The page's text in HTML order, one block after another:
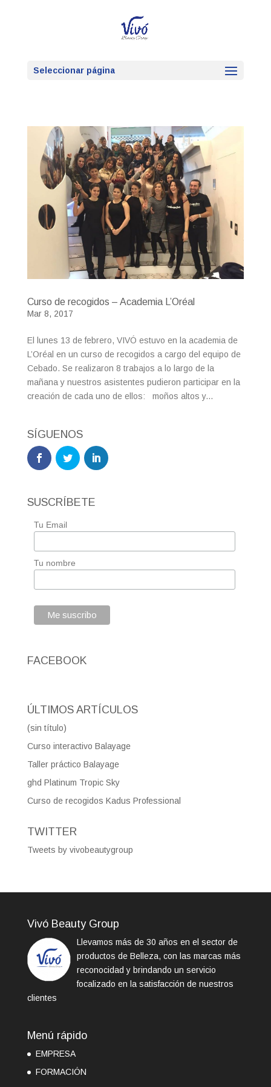
Seleccionar página
Curso de recogidos – Academia L’Oréal
Mar 8, 2017
El lunes 13 de febrero, VIVÓ estuvo en la academia de
L’Oréal en un curso de recogidos a cargo del equipo de
Cebado. Se realizaron 8 trabajos a lo largo de la
mañana y nuestros asistentes pudieron participar en la
creación de cada uno de ellos: moños altos y...
SÍGUENOS
SUSCRÍBETE
Tu Email
Tu nombre
FACEBOOK
ÚLTIMOS ARTÍCULOS
(sin título)
Curso interactivo Balayage
Taller práctico Balayage
ghd Platinum Tropic Sky
Curso de recogidos Kadus Professional
TWITTER
Tweets by vivobeautygroup
Vivó Beauty Group
Llevamos más de 30 años en el sector de
productos de Belleza, con las marcas más
reconocidad y brindando un servicio
focalizado en la satisfacción de nuestros
clientes
Menú rápido
EMPRESA
FORMACIÓN